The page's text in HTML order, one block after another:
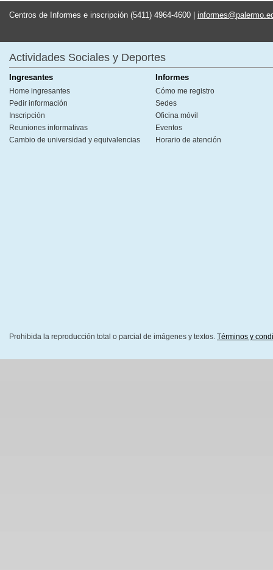
Centros de Informes e inscripción (5411) 4964-4600 |
Actividades Sociales y Deportes
Ingresantes
Home ingresantes
Pedir información
Inscripción
Reuniones informativas
Cambio de universidad y equivalencias
Informes
Cómo me registro
Sedes
Oficina móvil
Eventos
Horario de atención
Prohibida la reproducción total o parcial de imágenes y textos. Términos y